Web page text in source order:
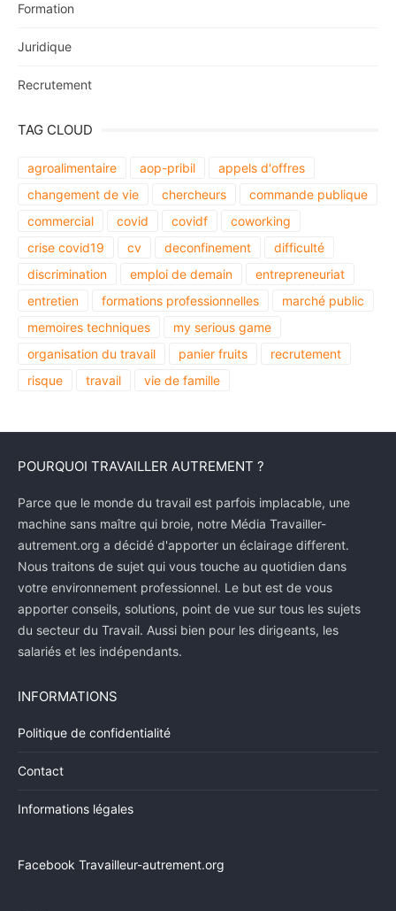
Formation
Juridique
Recrutement
TAG CLOUD
agroalimentaire aop-pribil
appels d'offres
changement de vie
chercheurs
commande publique
commercial
covid covidf
coworking
crise covid19
cv deconfinement
difficulté
discrimination
emploi de demain
entrepreneuriat
entretien
formations professionnelles
marché public
memoires techniques
my serious game
organisation du travail
panier fruits
recrutement
risque
travail vie de famille
POURQUOI TRAVAILLER AUTREMENT ?
Parce que le monde du travail est parfois implacable, une
machine sans maître qui broie, notre Média Travailler-
autrement.org a décidé d'apporter un éclairage different.
Nous traitons de sujet qui vous touche au quotidien dans
votre environnement professionnel. Le but est de vous
apporter conseils, solutions, point de vue sur tous les sujets
du secteur du Travail. Aussi bien pour les dirigeants, les
salariés et les indépendants.
INFORMATIONS
Politique de confidentialité
Contact
Informations légales
Facebook Travailleur-autrement.org